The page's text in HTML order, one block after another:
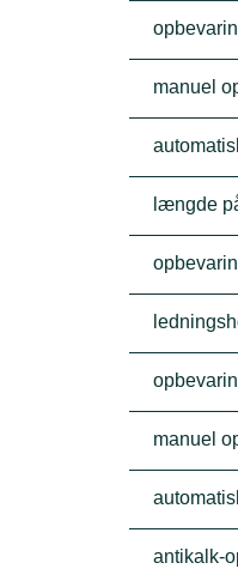
manuel
længde
manuel
antikalk-